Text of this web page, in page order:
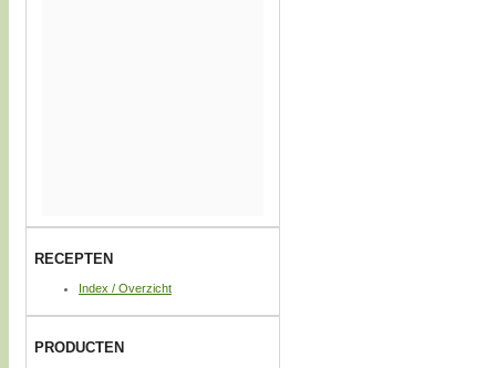
RECEPTEN
Index / Overzicht
PRODUCTEN